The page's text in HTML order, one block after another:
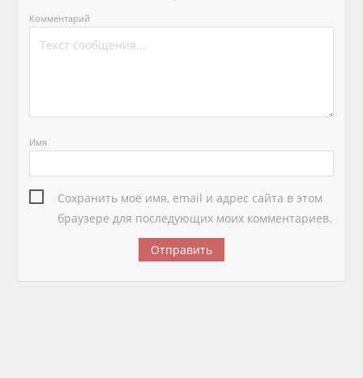
Комментарий
Имя
Сохранить моё имя, email и адрес сайта в этом
браузере для последующих моих комментариев.